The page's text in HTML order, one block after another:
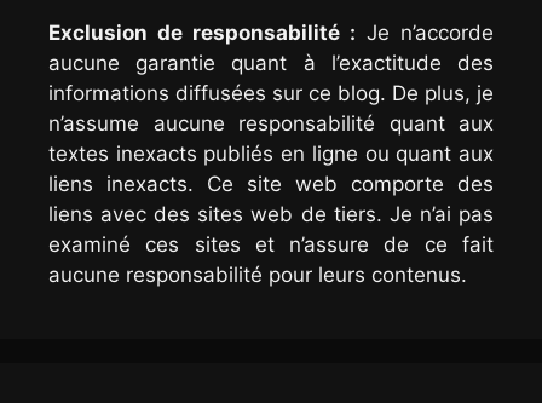
Exclusion de responsabilité : Je n’accorde
aucune garantie quant à l’exactitude des
informations diffusées sur ce blog. De plus, je
n’assume aucune responsabilité quant aux
textes inexacts publiés en ligne ou quant aux
liens inexacts. Ce site web comporte des
liens avec des sites web de tiers. Je n’ai pas
examiné ces sites et n’assure de ce fait
aucune responsabilité pour leurs contenus.